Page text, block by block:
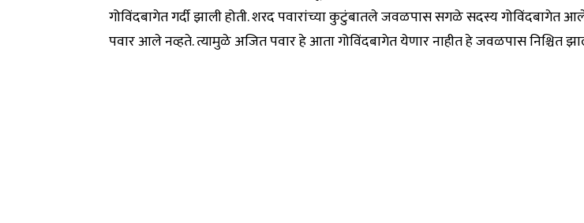
गोविंदबागेत गर्दी झाली होती. शरद पवारांच्या कुटुंबातले जवळपास सगळे सदस्य गोविंदबागेत
पवार आले नव्हते. त्यामुळे अजित पवार हे आता गोविंदबागेत येणार नाहीत हे जवळपास निश्चित